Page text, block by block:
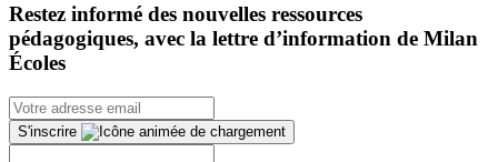
Restez informé des nouvelles ressources
pédagogiques, avec la lettre d’information de Milan
Écoles
S'inscrire